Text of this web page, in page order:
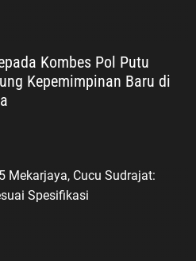
Kombes Pol Putu
Kepemimpinan Baru di